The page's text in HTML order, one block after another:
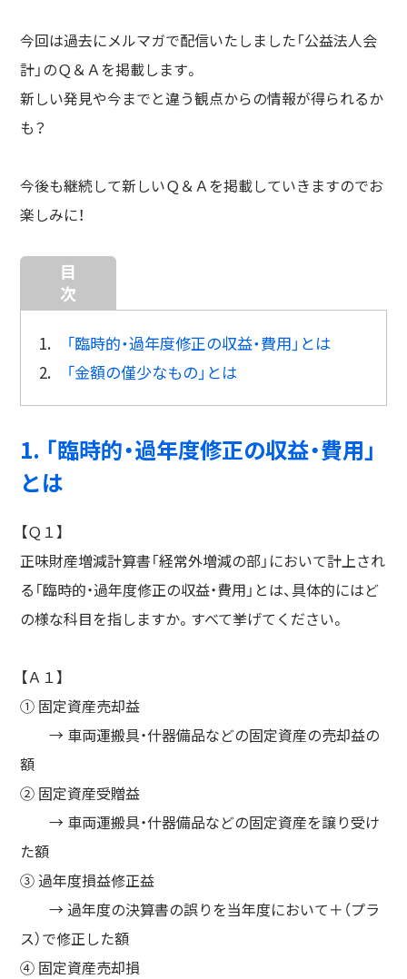
今回は過去にメルマガで配信いたしました「公益法人会
計」のＱ＆Ａを掲載します。
新しい発見や今までと違う観点からの情報が得られるか
も？
今後も継続して新しいＱ＆Ａを掲載していきますのでお
楽しみに！
目
次
1.
「臨時的・過年度修正の収益・費用」とは
2.
「金額の僅少なもの」とは
1. 「臨時的・過年度修正の収益・費用」
とは
【Ｑ１】
正味財産増減計算書「経常外増減の部」において計上され
る「臨時的・過年度修正の収益・費用」とは、具体的にはど
の様な科目を指しますか。すべて挙げてください。
【Ａ１】
① 固定資産売却益
→ 車両運搬具・什器備品などの固定資産の売却益の
額
② 固定資産受贈益
→ 車両運搬具・什器備品などの固定資産を譲り受け
た額
③ 過年度損益修正益
→ 過年度の決算書の誤りを当年度において＋（プラ
ス）で修正した額
④ 固定資産売却損